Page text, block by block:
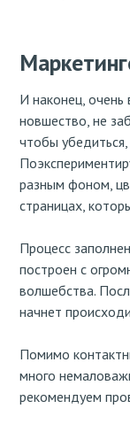
И наконец,
новшество, не
чтобы
разным фоном,
страницах,
Процесс
построен с
волшебства.
начнет
Помимо
много
рекомендуем